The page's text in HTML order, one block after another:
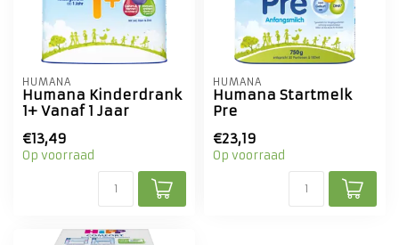
HUMANA
Humana Kinderdrank
1+ Vanaf 1 Jaar
€13,49
Op voorraad
HUMANA
Humana Startmelk
Pre
€23,19
Op voorraad